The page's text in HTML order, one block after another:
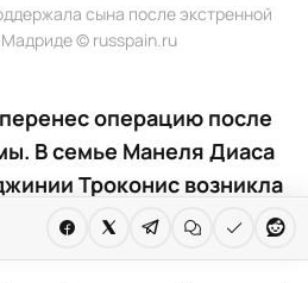
сына после экстренной
© russpain.ru
операцию после
В семье Манеля Диаса
Троконис возникла
их старший сын Маню